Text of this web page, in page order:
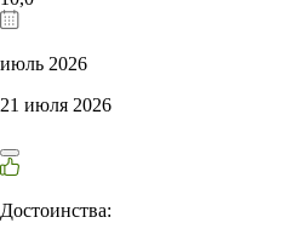
июль 2026
21 июля 2026
Достоинства: